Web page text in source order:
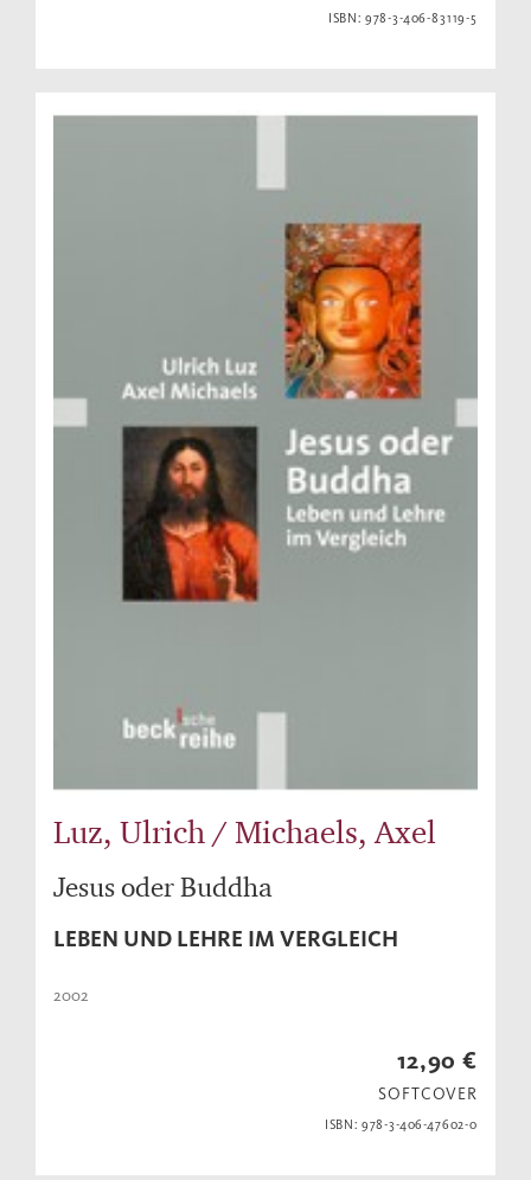
ISBN: 978-3-406-83119-5
Luz, Ulrich / Michaels, Axel
Jesus oder Buddha
LEBEN UND LEHRE IM VERGLEICH
2002
12,90 €
SOFTCOVER
ISBN: 978-3-406-47602-0